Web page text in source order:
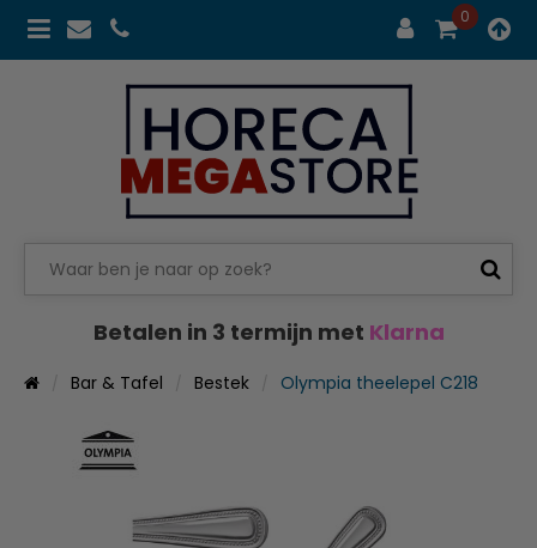
0
Betalen in 3 termijn met Klarna
Bar & Tafel Bestek Olympia theelepel C218